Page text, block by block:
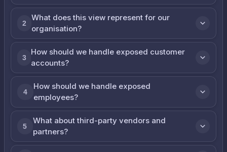
2
What does this view represent for our
organisation?
3
How should we handle exposed customer
accounts?
4
How should we handle exposed
employees?
5
What about third-party vendors and
partners?